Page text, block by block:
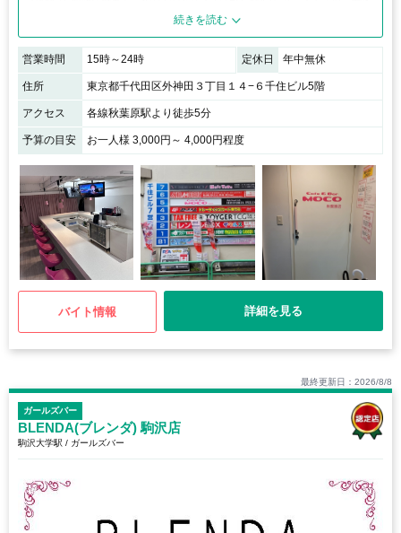
しいお酒とともに、自分好みの一人を見つけられる人気店です。
営業時間 15時～24時 定休日 年中無休
住所 東京都千代田区外神田３丁目１４−６千住ビル5階
アクセス 各線秋葉原駅より徒歩5分
予算の目安 お一人様 3,000円～ 4,000円程度
バイト情報 詳細を見る
最終更新日：2026/8/8
ガールズバー
BLENDA(ブレンダ) 駒沢店
駒沢大学駅 / ガールズバー